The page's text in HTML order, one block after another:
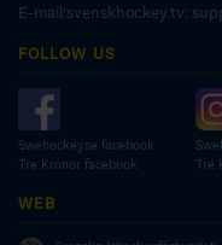
E-mail:svenskhockey.tv:
FOLLOW US
Swehockeyse facebook
Tre Kronor facebook
Tre
WEB